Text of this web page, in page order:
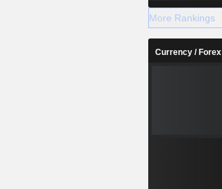
More Rankings
Currency / Forex